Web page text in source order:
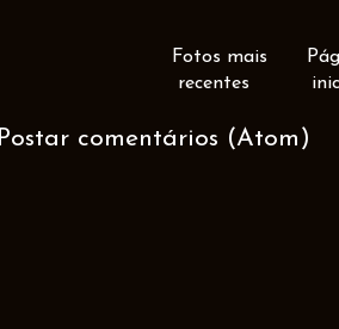
Fotos mais
recentes
Postar comentários (Atom)